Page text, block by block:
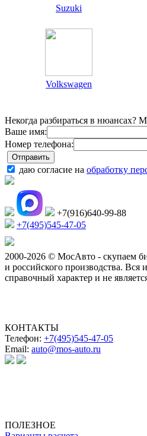
Suzuki
Volkswagen
Некогда разбираться в нюансах?
Ваше имя:
Номер телефона:
даю согласие на обработку
+7(916)640-99-88
+7(495)545-47-05
2000-2026 © МосАвто - скупаем
и российского производства. Вся
справочный характер и не
КОНТАКТЫ
Телефон: +7(495)545-47-05
Email: auto@mos-auto.ru
ПОЛЕЗНОЕ